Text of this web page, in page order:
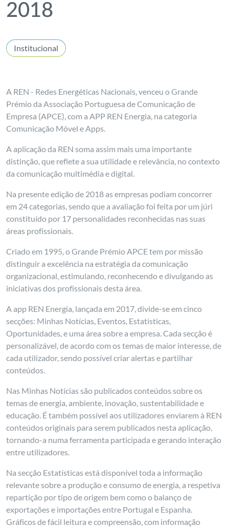
2018
Institucional
A REN - Redes Energéticas Nacionais, venceu o Grande
Prémio da Associação Portuguesa de Comunicação de
Empresa (APCE), com a APP REN Energia, na categoria
Comunicação Móvel e Apps.
A aplicação da REN soma assim mais uma importante
distinção, que reflete a sua utilidade e relevância, no contexto
da comunicação multimédia e digital.
Na presente edição de 2018 as empresas podiam concorrer
em 24 categorias, sendo que a avaliação foi feita por um júri
constituído por 17 personalidades reconhecidas nas suas
áreas profissionais.
Criado em 1995, o Grande Prémio APCE tem por missão
distinguir a excelência na estratégia da comunicação
organizacional, estimulando, reconhecendo e divulgando as
iniciativas dos profissionais desta área.
A app REN Energia, lançada em 2017, divide-se em cinco
secções: Minhas Notícias, Eventos, Estatísticas,
Oportunidades, e uma área sobre a empresa. Cada secção é
personalizável, de acordo com os temas de maior interesse, de
cada utilizador, sendo possível criar alertas e partilhar
conteúdos.
Nas Minhas Notícias são publicados conteúdos sobre os
temas de energia, ambiente, inovação, sustentabilidade e
educação. É também possível aos utilizadores enviarem à REN
conteúdos originais para serem publicados nesta aplicação,
tornando-a numa ferramenta participada e gerando interação
entre utilizadores.
Na secção Estatísticas está disponível toda a informação
relevante sobre a produção e consumo de energia, a respetiva
repartição por tipo de origem bem como o balanço de
exportações e importações entre Portugal e Espanha.
Gráficos de fácil leitura e compreensão, com informação